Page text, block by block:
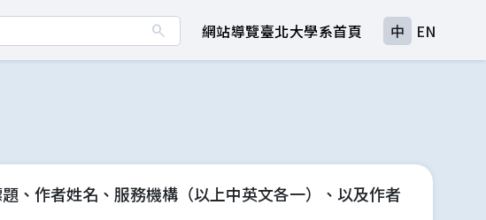
search 網站導覽臺北大學系首頁 中 EN
、作者姓名、服務機構（以上中英文各一）、以及作者